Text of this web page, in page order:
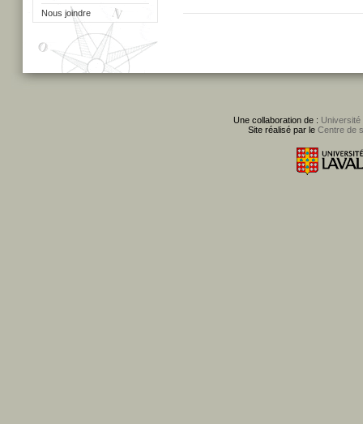
Nous joindre
Une collaboration de : Université
Site réalisé par le Centre de